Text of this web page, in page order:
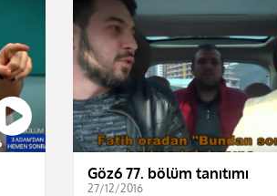
Göz6 77. bölüm tanıtımı
27/12/2016